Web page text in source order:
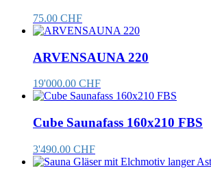
75.00 CHF
ARVENSAUNA 220
19'000.00 CHF
Cube Saunafass 160x210 FBS
3'490.00 CHF